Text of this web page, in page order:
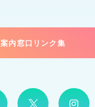
案内窓口リンク集